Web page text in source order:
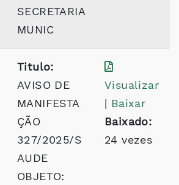
SECRETARIA
MUNIC
Titulo:
AVISO DE
MANIFESTA
ÇÃO
327/2025/S
AUDE
OBJETO:
Visualizar
| Baixar
Baixado:
24 vezes